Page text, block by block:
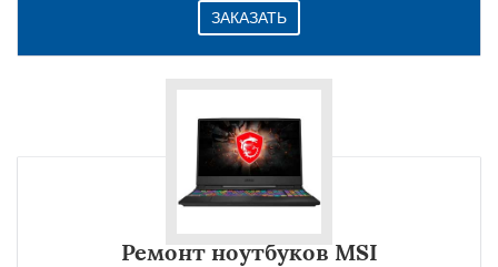
ЗАКАЗАТЬ
Ремонт ноутбуков MSI